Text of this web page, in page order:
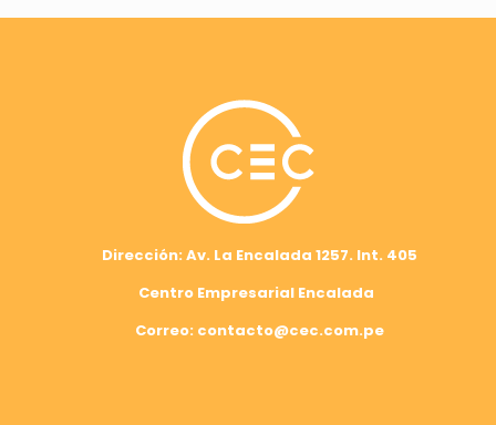
Dirección: Av. La Encalada 1257. Int. 405
Centro Empresarial Encalada
Correo: contacto@cec.com.pe